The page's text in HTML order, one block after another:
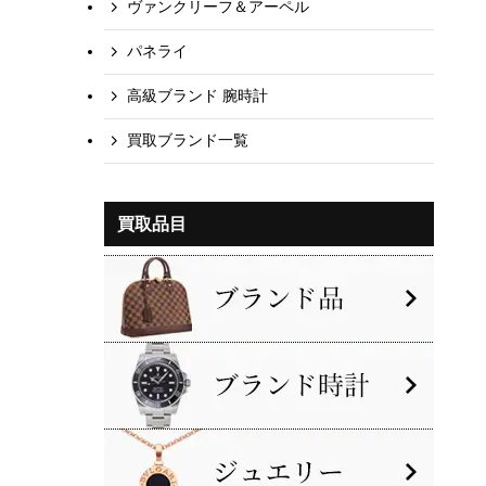
ヴァンクリーフ＆アーペル
パネライ
高級ブランド 腕時計
買取ブランド一覧
買取品目